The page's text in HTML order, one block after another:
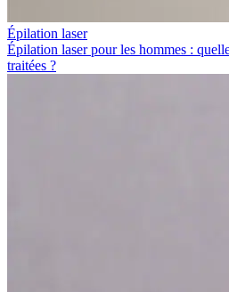
Épilation laser
Épilation laser pour les hommes :
traitées ?